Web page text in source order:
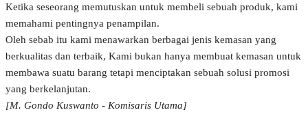
Ketika seseorang memutuskan untuk membeli sebuah produk, kami
memahami pentingnya penampilan.
Oleh sebab itu kami menawarkan berbagai jenis kemasan yang
berkualitas dan terbaik, Kami bukan hanya membuat kemasan untuk
membawa suatu barang tetapi menciptakan sebuah solusi promosi
yang berkelanjutan.
[M. Gondo Kuswanto - Komisaris Utama]